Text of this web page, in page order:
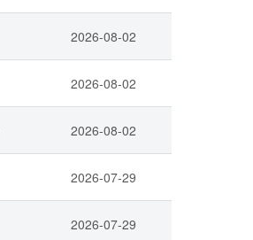
2026-08-02
2026-08-02
2026-08-02
2026-07-29
2026-07-29